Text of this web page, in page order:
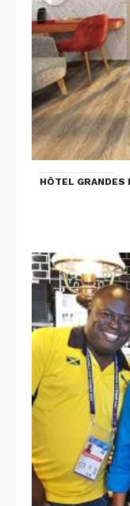
HÔTEL GRANDES